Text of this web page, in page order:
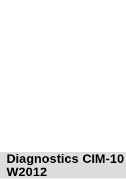
Diagnostics CIM-
W2012